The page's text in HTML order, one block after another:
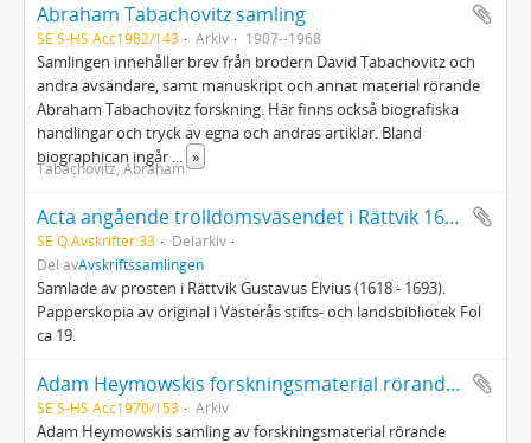
Abraham Tabachovitz samling
SE S-HS Acc1982/143 Arkiv 1907--1968
Samlingen innehåller brev från brodern David Tabachovitz och
andra avsändare, samt manuskript och annat material rörande
Abraham Tabachovitz forskning. Här finns också biografiska
handlingar och tryck av egna och andras artiklar. Bland
biographican ingår ... »
Tabachovitz, Abraham
Acta angående trolldomsväsendet i Rättvik 1670 - 1671
SE Q Avskrifter:33
Delarkiv
Del avAvskriftssamlingen
Samlade av prosten i Rättvik Gustavus Elvius (1618 - 1693).
Papperskopia av original i Västerås stifts- och landsbibliotek Fol
ca 19.
Adam Heymowskis forskningsmaterial rörande svenska resandesläkter
SE S-HS Acc1970/153 Arkiv
Adam Heymowskis samling av forskningsmaterial rörande